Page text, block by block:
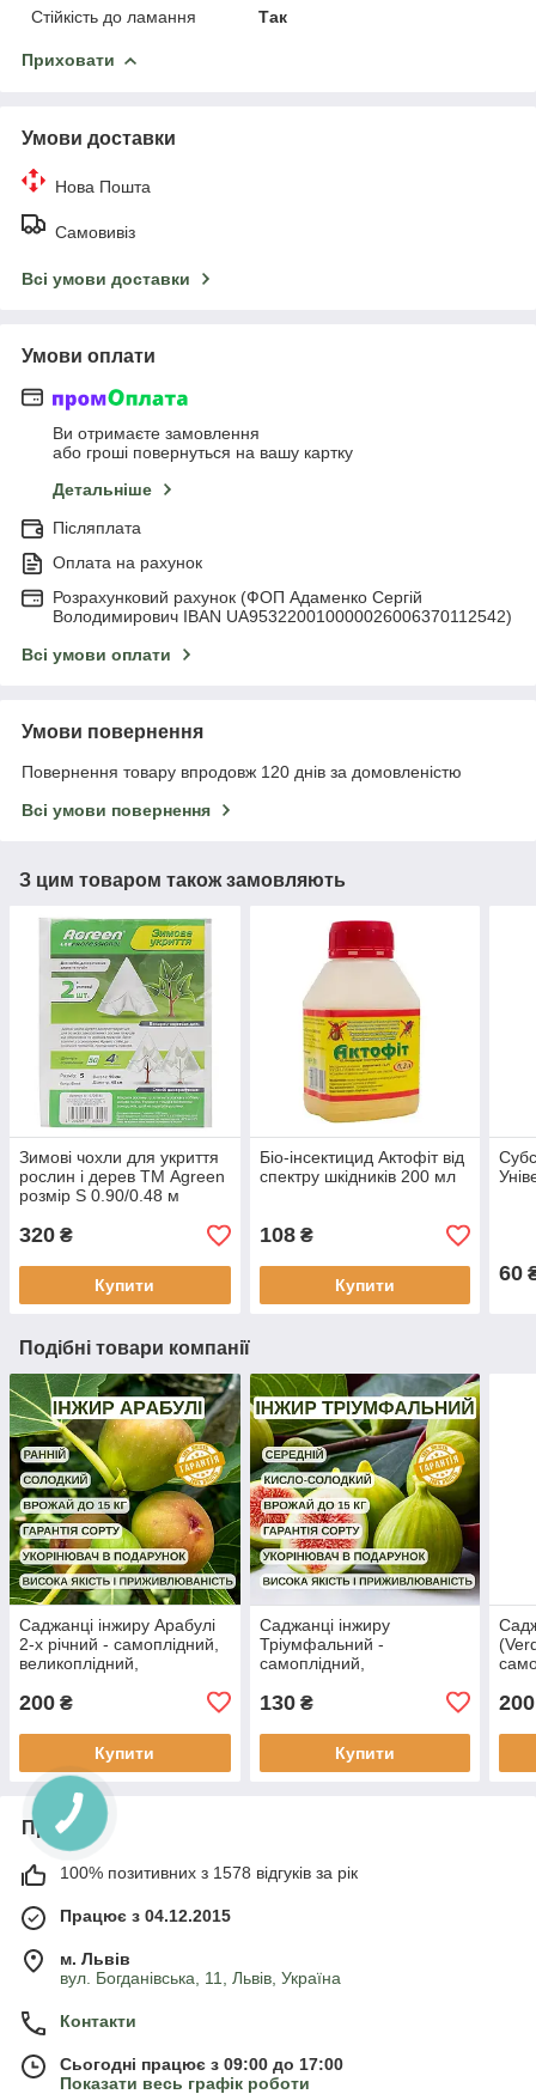
Стійкість до ламання
Так
Приховати
Умови доставки
Нова Пошта
Самовивіз
Всі умови доставки
Умови оплати
Ви отримаєте замовлення
або гроші повернуться на вашу картку
Детальніше
Післяплата
Оплата на рахунок
Розрахунковий рахунок (ФОП Адаменко Сергій
Володимирович IBAN UA953220010000026006370112542)
Всі умови оплати
Умови повернення
Повернення товару впродовж 120 днів за домовленістю
Всі умови повернення
З цим товаром також замовляють
Зимові чохли для укриття
рослин і дерев ТМ Agreen
розмір S 0.90/0.48 м
320 ₴
Купити
Біо-інсектицид Актофіт від
спектру шкідників 200 мл
108₴
Купити 60
Подібні товари компанії
Саджанці інжиру Арабулі
2-х річний - самоплідний,
великоплідний,
200 ₴
Купити
Саджанці інжиру
Тріумфальний -
самоплідний,
морозостійкий
130₴
Купити
200
Про нас
100% позитивних з 1578 відгуків за рік
Працює з 04.12.2015
м. Львів
вул. Богданівська, 11, Львів, Україна
Контакти
Сьогодні працює з 09:00 до 17:00
Показати весь графік роботи